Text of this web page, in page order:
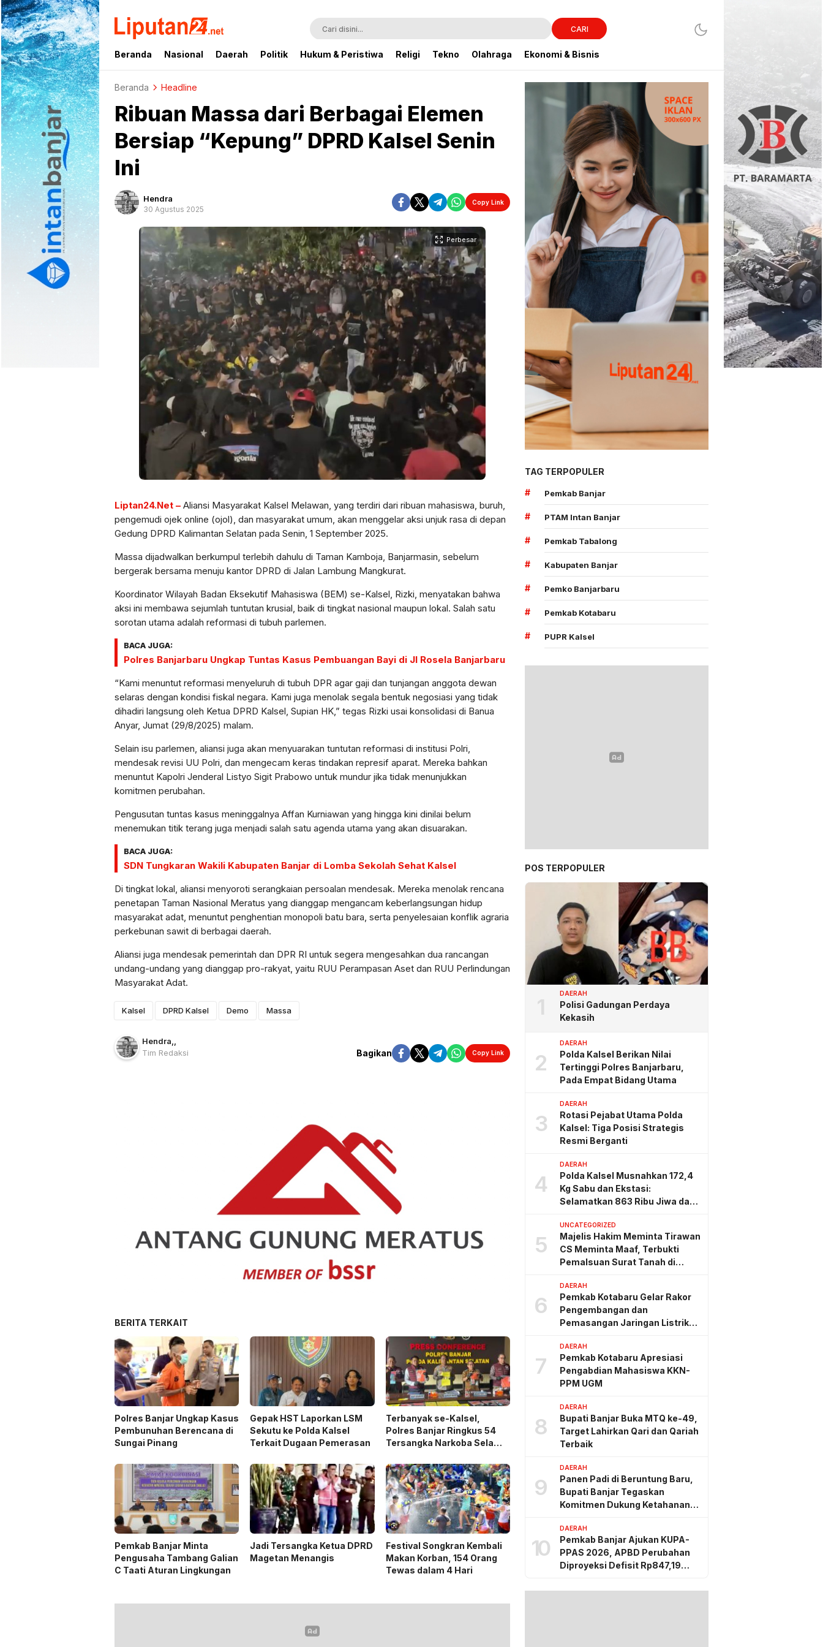
liputan24.net
CARI
Beranda Nasional Daerah Politik Hukum & Peristiwa Religi Tekno Olahraga Ekonomi & Bisnis
Beranda Headline
Ribuan Massa dari Berbagai Elemen
Bersiap “Kepung” DPRD Kalsel Senin
Ini
Hendra
30 Agustus 2025
Copy Link
Perbesar
Liptan24.Net – Aliansi Masyarakat Kalsel Melawan, yang terdiri dari ribuan mahasiswa, buruh,
pengemudi ojek online (ojol), dan masyarakat umum, akan menggelar aksi unjuk rasa di depan
Gedung DPRD Kalimantan Selatan pada Senin, 1 September 2025.
Massa dijadwalkan berkumpul terlebih dahulu di Taman Kamboja, Banjarmasin, sebelum
bergerak bersama menuju kantor DPRD di Jalan Lambung Mangkurat.
Koordinator Wilayah Badan Eksekutif Mahasiswa (BEM) se-Kalsel, Rizki, menyatakan bahwa
aksi ini membawa sejumlah tuntutan krusial, baik di tingkat nasional maupun lokal. Salah satu
sorotan utama adalah reformasi di tubuh parlemen.
BACA JUGA:
Polres Banjarbaru Ungkap Tuntas Kasus Pembuangan Bayi di Jl Rosela Banjarbaru
“Kami menuntut reformasi menyeluruh di tubuh DPR agar gaji dan tunjangan anggota dewan
selaras dengan kondisi fiskal negara. Kami juga menolak segala bentuk negosiasi yang tidak
dihadiri langsung oleh Ketua DPRD Kalsel, Supian HK,” tegas Rizki usai konsolidasi di Banua
Anyar, Jumat (29/8/2025) malam.
Selain isu parlemen, aliansi juga akan menyuarakan tuntutan reformasi di institusi Polri,
mendesak revisi UU Polri, dan mengecam keras tindakan represif aparat. Mereka bahkan
menuntut Kapolri Jenderal Listyo Sigit Prabowo untuk mundur jika tidak menunjukkan
komitmen perubahan.
Pengusutan tuntas kasus meninggalnya Affan Kurniawan yang hingga kini dinilai belum
menemukan titik terang juga menjadi salah satu agenda utama yang akan disuarakan.
BACA JUGA:
SDN Tungkaran Wakili Kabupaten Banjar di Lomba Sekolah Sehat Kalsel
Di tingkat lokal, aliansi menyoroti serangkaian persoalan mendesak. Mereka menolak rencana
penetapan Taman Nasional Meratus yang dianggap mengancam keberlangsungan hidup
masyarakat adat, menuntut penghentian monopoli batu bara, serta penyelesaian konflik agraria
perkebunan sawit di berbagai daerah.
Aliansi juga mendesak pemerintah dan DPR RI untuk segera mengesahkan dua rancangan
undang-undang yang dianggap pro-rakyat, yaitu RUU Perampasan Aset dan RUU Perlindungan
Masyarakat Adat.
Kalsel DPRD Kalsel Demo Massa
Hendra
Tim Redaksi
Bagikan Copy Link
BERITA TERKAIT
Polres Banjar Ungkap Kasus
Pembunuhan Berencana di
Sungai Pinang
Gepak HST Laporkan LSM
Sekutu ke Polda Kalsel
Terkait Dugaan Pemerasan
Terbanyak se-Kalsel,
Polres Banjar Ringkus 54
Tersangka Narkoba Selama
Pemkab Banjar Minta
Pengusaha Tambang Galian
C Taati Aturan Lingkungan
Jadi Tersangka Ketua DPRD
Magetan Menangis
Festival Songkran Kembali
Makan Korban, 154 Orang
Tewas dalam 4 Hari
TAG TERPOPULER
#
Pemkab Banjar
# PTAM Intan Banjar
# Pemkab Tabalong
# Kabupaten Banjar
# Pemko Banjarbaru
# Pemkab Kotabaru
# PUPR Kalsel
POS TERPOPULER
1
DAERAH
Polisi Gadungan Perdaya
Kekasih
2
DAERAH
Polda Kalsel Berikan Nilai
Tertinggi Polres Banjarbaru,
Pada Empat Bidang Utama
3
DAERAH
Rotasi Pejabat Utama Polda
Kalsel: Tiga Posisi Strategis
Resmi Berganti
4
DAERAH
Polda Kalsel Musnahkan 172,4
Kg Sabu dan Ekstasi:
Selamatkan 863 Ribu Jiwa dan
Triliun
5
UNCATEGORIZED
Majelis Hakim Meminta Tirawan
CS Meminta Maaf, Terbukti
Pemalsuan Surat Tanah di
6
DAERAH
Pemkab Kotabaru Gelar Rakor
Pengembangan dan
Pemasangan Jaringan Listrik
7
DAERAH
Pemkab Kotabaru Apresiasi
Pengabdian Mahasiswa KKN-
PPM UGM
8
DAERAH
Bupati Banjar Buka MTQ ke-49,
Target Lahirkan Qari dan Qariah
Terbaik
9
DAERAH
Panen Padi di Beruntung Baru,
Bupati Banjar Tegaskan
Komitmen Dukung Ketahanan
10
DAERAH
Pemkab Banjar Ajukan KUPA-
PPAS 2026, APBD Perubahan
Diproyeksi Defisit Rp847,19